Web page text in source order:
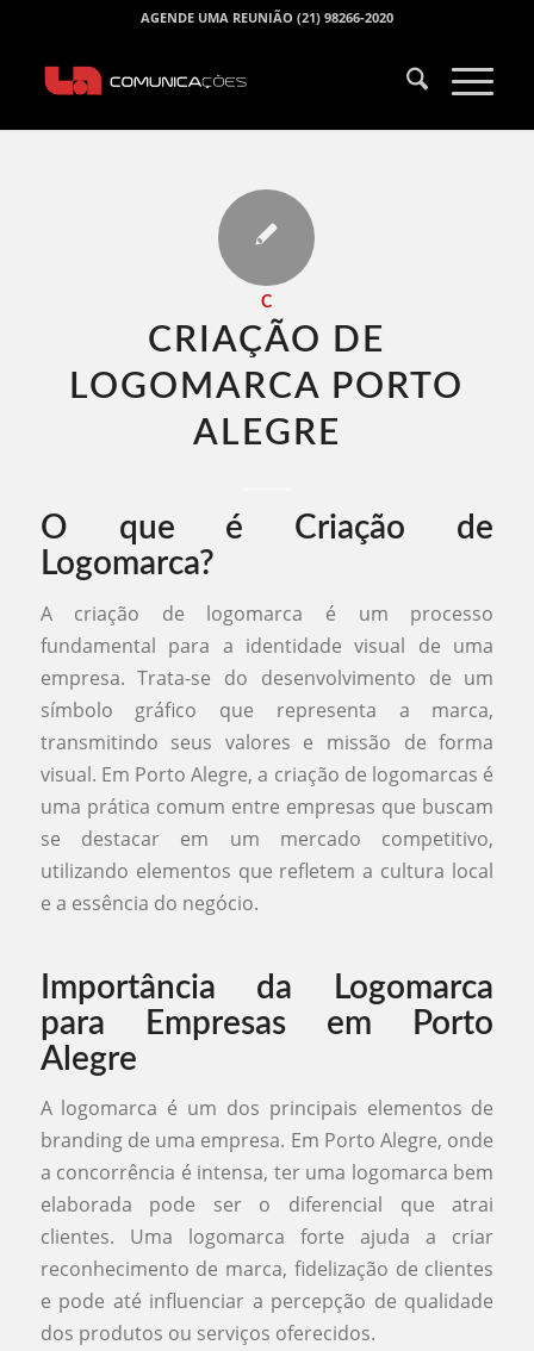
AGENDE UMA REUNIÃO (21) 98266-2020
C
CRIAÇÃO DE
LOGOMARCA PORTO
ALEGRE​
O que é Criação de
Logomarca?
A criação de logomarca é um processo
fundamental para a identidade visual de uma
empresa. Trata-se do desenvolvimento de um
símbolo gráfico que representa a marca,
transmitindo seus valores e missão de forma
visual. Em Porto Alegre, a criação de logomarcas é
uma prática comum entre empresas que buscam
se destacar em um mercado competitivo,
utilizando elementos que refletem a cultura local
e a essência do negócio.
Importância da Logomarca
para Empresas em Porto
Alegre
A logomarca é um dos principais elementos de
branding de uma empresa. Em Porto Alegre, onde
a concorrência é intensa, ter uma logomarca bem
elaborada pode ser o diferencial que atrai
clientes. Uma logomarca forte ajuda a criar
reconhecimento de marca, fidelização de clientes
e pode até influenciar a percepção de qualidade
dos produtos ou serviços oferecidos.